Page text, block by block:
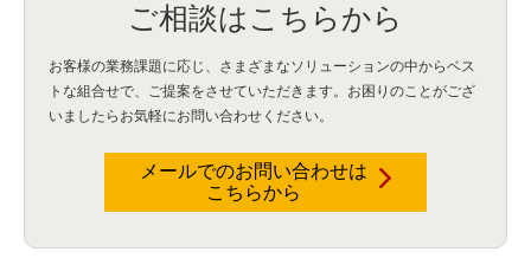
ご相談はこちらから
お客様の業務課題に応じ、さまざまなソリューションの中からベス
トな組合せで、
ご提案をさせていただきます。お困りのことがござ
いましたらお気軽にお問い合わせください。
メールでのお問い合わせは
こちらから